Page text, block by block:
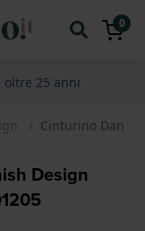
0
25 anni
Cinturino Danish
Design